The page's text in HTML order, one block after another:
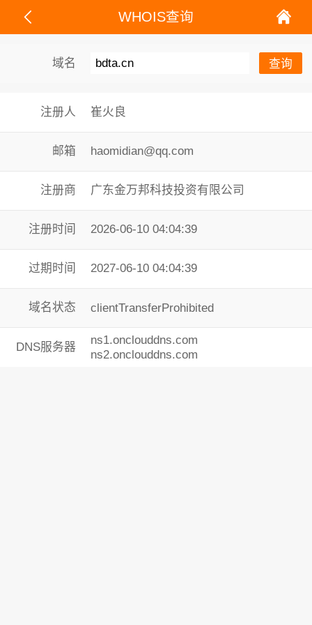
WHOIS查询
域名
注册人 崔火良
邮箱 haomidian@qq.com
注册商 广东金万邦科技投资有限公司
注册时间 2026-06-10 04:04:39
过期时间 2027-06-10 04:04:39
域名状态 clientTransferProhibited
DNS服务器
ns1.onclouddns.com
ns2.onclouddns.com